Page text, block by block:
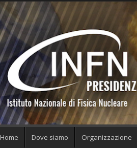
Home Dove siamo Organizzazione